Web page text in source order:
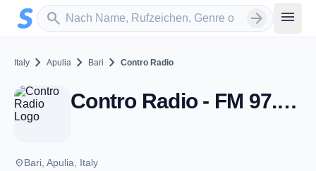
Zum Hauptinhalt springen
search
Sender suchen arrow_forward menu
Italy chevron_right Apulia chevron_right Bari chevron_right Contro Radio
Contro Radio - FM 97.3 - Bari
placeBari, Apulia, Italy